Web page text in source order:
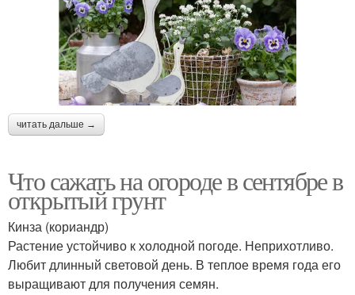
читать дальше →
Что сажать на огороде в сентябре в
открытый грунт
Кинза (кориандр)
Растение устойчиво к холодной погоде. Неприхотливо.
Любит длинный световой день. В теплое время года его
выращивают для получения семян.